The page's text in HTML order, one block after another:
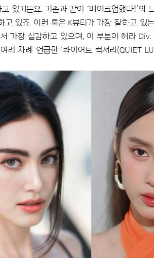
있거든요. 기존과 같이 ‘메이크업했다!’
고 있죠. 이런 룩은 K뷰티가 가장 잘하고 있
가장 실감하고 있으며, 이 부분이 헤라
러 차례 언급한 ‘콰이어트 럭셔리(QUIET